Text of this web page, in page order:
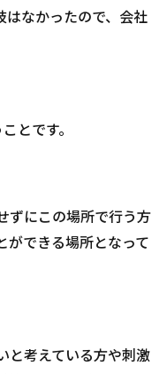
はなかったので、会社
とです。
ずにこの場所で行う方
ができる場所となって
と考えている方や刺激